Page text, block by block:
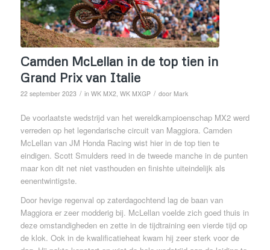
Camden McLellan in de top tien in
Grand Prix van Italie
22 september 2023 / in WK MX2, WK MXGP / door Mark
De voorlaatste wedstrijd van het wereldkampioenschap MX2 werd
verreden op het legendarische circuit van Maggiora. Camden
McLellan van JM Honda Racing wist hier in de top tien te
eindigen. Scott Smulders reed in de tweede manche in de punten
maar kon dit net niet vasthouden en finishte uiteindelijk als
eenentwintigste.
Door hevige regenval op zaterdagochtend lag de baan van
Maggiora er zeer modderig bij. McLellan voelde zich goed thuis in
deze omstandigheden en zette in de tijdtraining een vierde tijd op
de klok. Ook in de kwalificatieheat kwam hij zeer sterk voor de